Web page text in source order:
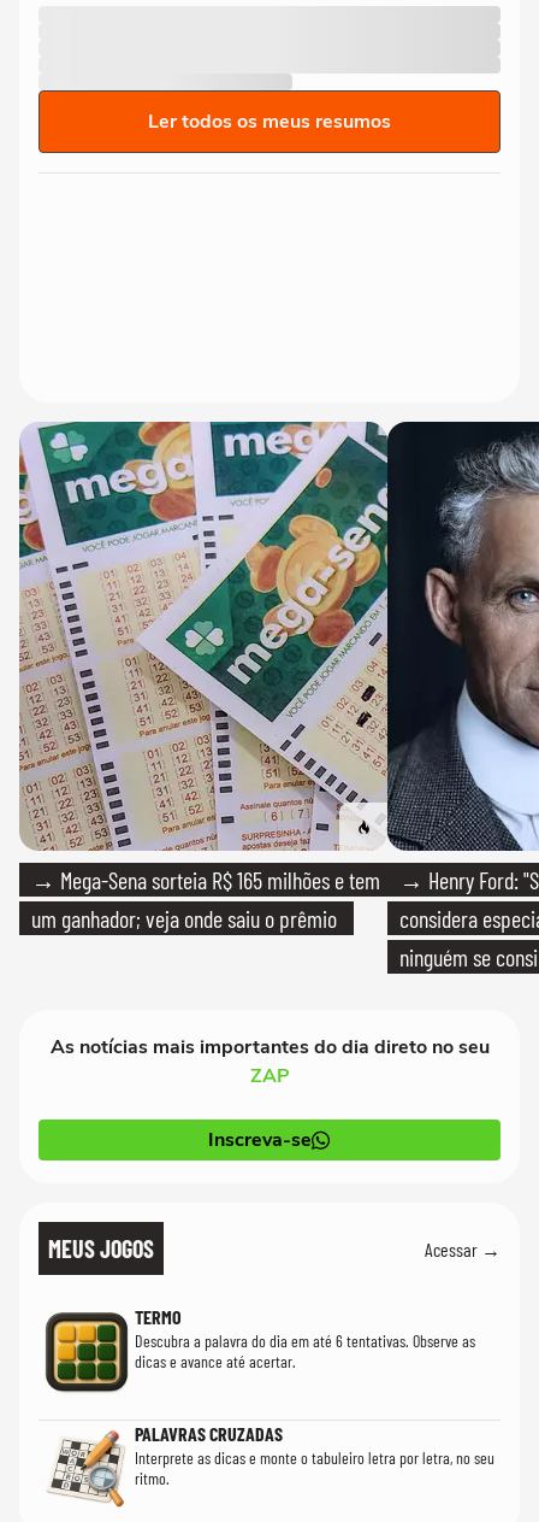
Ler todos os meus resumos
→ Mega-Sena sorteia R$ 165 milhões e tem
um ganhador; veja onde saiu o prêmio
→ Henry Ford:
considera
ninguém se
As notícias mais importantes do dia direto no seu
ZAP
Inscreva-se
MEUS JOGOS Acessar →
TERMO
Descubra a palavra do dia em até 6 tentativas. Observe as
dicas e avance até acertar.
PALAVRAS CRUZADAS
Interprete as dicas e monte o tabuleiro letra por letra, no seu
ritmo.